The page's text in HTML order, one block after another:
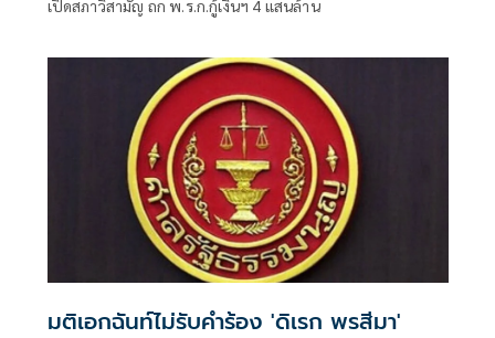
เปิดสภาวิสามัญ ถก พ.ร.ก.กู้เงินฯ 4 แสนล้าน
มติเอกฉันท์ไม่รับคำร้อง 'ดิเรก พรสีมา'